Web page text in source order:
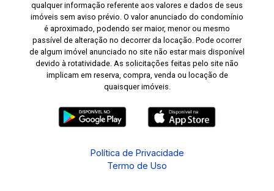
qualquer informação referente aos valores e dados de seus
imóveis sem aviso prévio. O valor anunciado do condomínio
é aproximado, podendo ser maior, menor ou mesmo
passível de alteração no decorrer da locação. Pode ocorrer
de algum imóvel anunciado no site não estar mais disponível
devido à rotatividade. As solicitações feitas pelo site não
implicam em reserva, compra, venda ou locação de
quaisquer imóveis.
Política de Privacidade
Termo de Uso